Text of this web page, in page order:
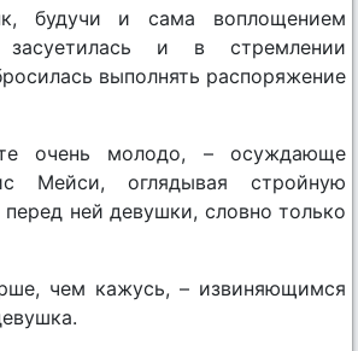
будучи и сама воплощением
засуетилась и в стремлении
выполнять распоряжение
очень молодо, – осуждающе
Мейси, оглядывая стройную
ней девушки, словно только
чем кажусь, – извиняющимся